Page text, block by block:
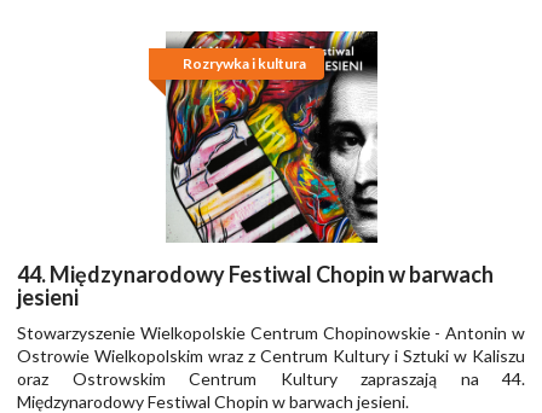
Rozrywka i kultura
44. Międzynarodowy Festiwal Chopin w barwach
jesieni
Stowarzyszenie Wielkopolskie Centrum Chopinowskie - Antonin w
Ostrowie Wielkopolskim wraz z Centrum Kultury i Sztuki w Kaliszu
oraz Ostrowskim Centrum Kultury zapraszają na 44.
Międzynarodowy Festiwal Chopin w barwach jesieni.